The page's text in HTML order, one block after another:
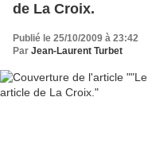
de La Croix.
Publié le 25/10/2009 à 23:42
Par Jean-Laurent Turbet